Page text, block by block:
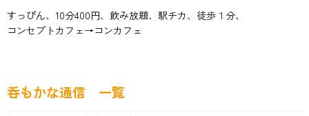
すっぴん、10分400円、飲み放題、駅チカ、徒歩１分、
コンセプトカフェ→コンカフェ
呑もかな通信 一覧